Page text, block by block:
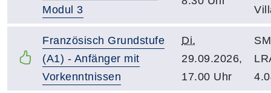
Modul 3
Französisch Grundstufe
(A1) - Anfänger mit
Vorkenntnissen
Di.
29.09.2026,
17.00 Uhr